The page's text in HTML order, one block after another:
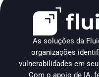
As soluções da
organizações
vulnerabilidades em
Com o apoio de IA,